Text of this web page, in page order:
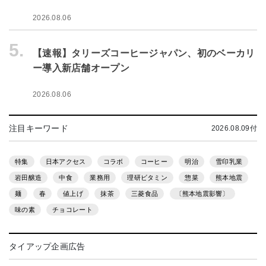
2026.08.06
5.
【速報】タリーズコーヒージャパン、初のベーカリ
ー導入新店舗オープン
2026.08.06
注目キーワード 2026.08.09付
特集 日本アクセス コラボ コーヒー 明治 雪印乳業
岩田醸造 中食 業務用 理研ビタミン 惣菜 熊本地震
麺 春 値上げ 抹茶 三菱食品 〔熊本地震影響〕
味の素 チョコレート
タイアップ企画広告